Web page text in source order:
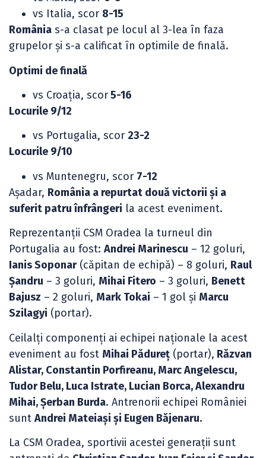
vs Italia, scor 8-15
România s-a clasat pe locul al 3-lea în faza
grupelor și s-a calificat în optimile de finală.
Optimi de finală
vs Croația, scor5-16
Locurile 9/12
vs Portugalia, scor 23-2
Locurile 9/10
vs Muntenegru, scor 7-12
Așadar, România a repurtat două victorii și a
suferit patru înfrângeri la acest eveniment.
Reprezentanții CSM Oradea la turneul din
Portugalia au fost: Andrei Marinescu – 12 goluri,
Ianis Soponar(căpitan de echipă) – 8 goluri, Raul
Șandru – 3 goluri, Mihai Fitero – 3 goluri, Benett
Bajusz – 2 goluri, Mark Tokai – 1 gol și Marcu
Szilagyi (portar).
Ceilalți componenți ai echipei naționale la acest
eveniment au fost Mihai Pădureț (portar), Răzvan
Alistar, Constantin Porfireanu, Marc Angelescu,
Tudor Belu, Luca Istrate, Lucian Borca, Alexandru
Mihai, Șerban Burda. Antrenorii echipei României
sunt Andrei Mateiași și Eugen Băjenaru.
La CSM Oradea, sportivii acestei generații sunt